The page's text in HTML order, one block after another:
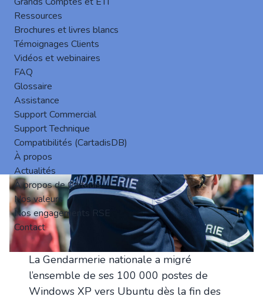
Ressources
Brochures et livres blancs
Témoignages Clients
Vidéos et webinaires
FAQ
Glossaire
Assistance
Support Commercial
Support Technique
Compatibilités (CartadisDB)
À propos
Actualités
À propos de Cartadis
Nos valeurs
Nos engagements RSE
Contact
données et sécuriser les infrastructures
essentielles dans un contexte où le numérique est
devenu un levier de puissance.
👉Lire le communiqué officiel de la DINUM
La Gendarmerie nationale l’a fait, vous pouvez
aussi
La Gendarmerie nationale a migré
l’ensemble de ses 100 000 postes de
Windows XP vers Ubuntu dès la fin des